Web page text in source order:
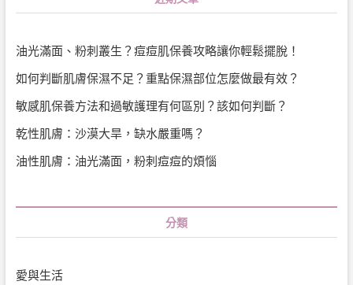
油光滿面、粉刺叢生？痘痘肌保養攻略讓你輕鬆擺脫！
如何判斷肌膚保濕不足？重點保濕部位怎麼做最有效？
敏感肌保養方法和過敏護理有何區別？該如何判斷？
乾性肌膚：沙漠大旱，缺水嚴重嗎？
油性肌膚：油光滿面，粉刺痘痘的煩惱
分類
愛與生活